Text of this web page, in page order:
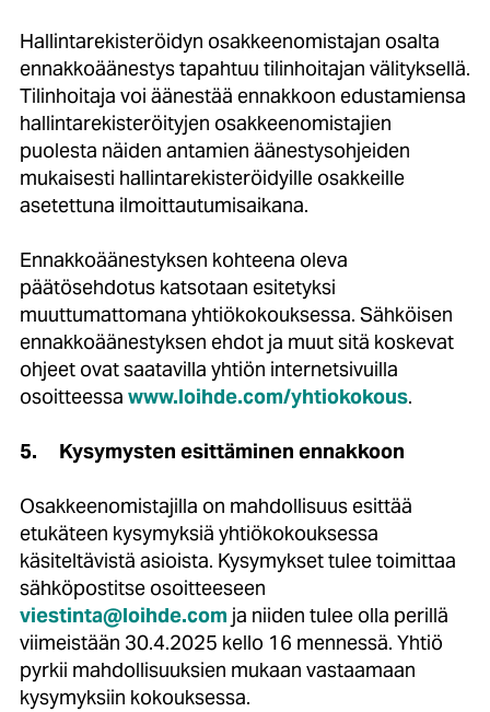
Hallintarekisteröidyn osakkeenomistajan osalta
ennakkoäänestys tapahtuu tilinhoitajan välityksellä.
Tilinhoitaja voi äänestää ennakkoon edustamiensa
hallintarekisteröityjen osakkeenomistajien
puolesta näiden antamien äänestysohjeiden
mukaisesti hallintarekisteröidyille osakkeille
asetettuna ilmoittautumisaikana.
Ennakkoäänestyksen kohteena oleva
päätösehdotus katsotaan esitetyksi
muuttumattomana yhtiökokouksessa. Sähköisen
ennakkoäänestyksen ehdot ja muut sitä koskevat
ohjeet ovat saatavilla yhtiön internetsivuilla
osoitteessa www.loihde.com/yhtiokokous.
5. Kysymysten esittäminen ennakkoon
Osakkeenomistajilla on mahdollisuus esittää
etukäteen kysymyksiä yhtiökokouksessa
käsiteltävistä asioista. Kysymykset tulee toimittaa
sähköpostitse osoitteeseen
viestinta@loihde.com ja niiden tulee olla perillä
viimeistään 30.4.2025 kello 16 mennessä. Yhtiö
pyrkii mahdollisuuksien mukaan vastaamaan
kysymyksiin kokouksessa.